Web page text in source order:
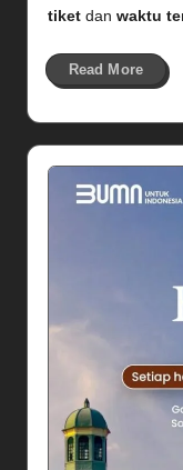
tiketdan waktu
Read More